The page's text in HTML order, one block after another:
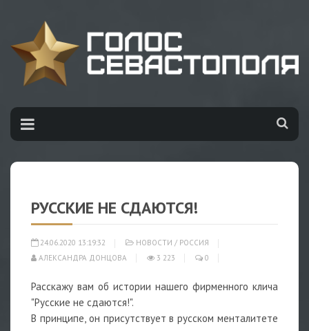
РУССКИЕ НЕ СДАЮТСЯ!
24.06.2020 13:19:32 НОВОСТИ / РОССИЯ
АЛЕКСАНДРА ДОНЦОВА
3 223 0
Расскажу вам об истории нашего фирменного клича
"Русские не сдаются!".
В принципе, он присутствует в русском менталитете